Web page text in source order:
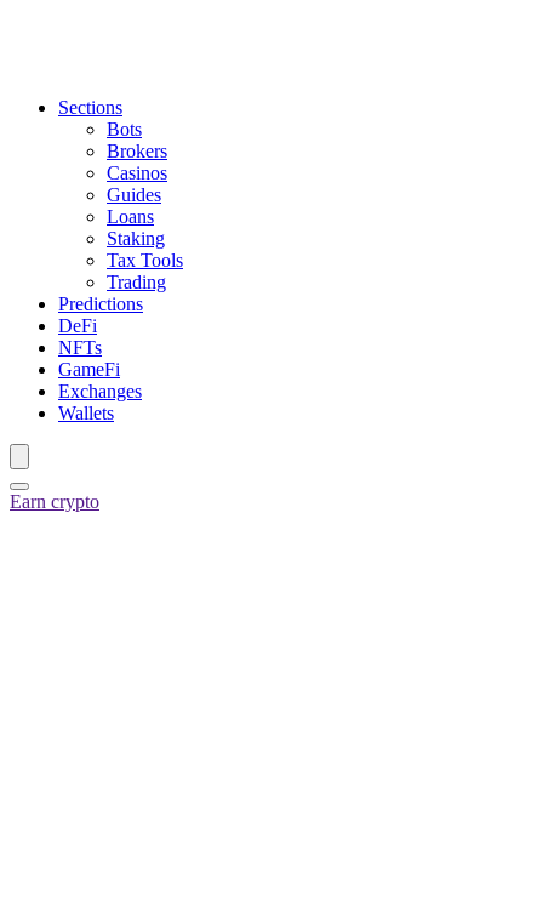
Sections
Bots
Brokers
Casinos
Guides
Loans
Staking
Tax Tools
Trading
Predictions
DeFi
NFTs
GameFi
Exchanges
Wallets
Earn crypto